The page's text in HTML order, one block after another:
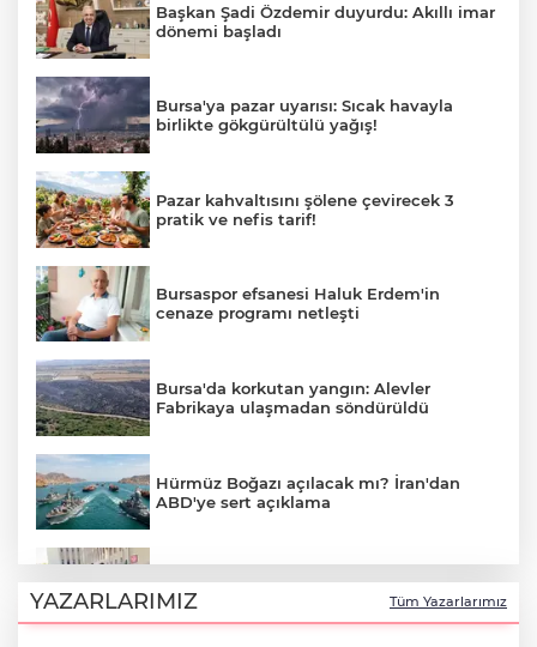
Başkan Şadi Özdemir duyurdu: Akıllı imar
dönemi başladı
Bursa'ya pazar uyarısı: Sıcak havayla
birlikte gökgürültülü yağış!
Pazar kahvaltısını şölene çevirecek 3
pratik ve nefis tarif!
Bursaspor efsanesi Haluk Erdem'in
cenaze programı netleşti
Bursa'da korkutan yangın: Alevler
Fabrikaya ulaşmadan söndürüldü
Hürmüz Boğazı açılacak mı? İran'dan
ABD'ye sert açıklama
yakalandı!
YAZARLARIMIZ Tüm Yazarlarımız